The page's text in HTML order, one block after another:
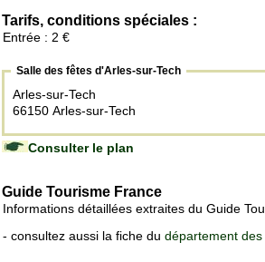
Tarifs, conditions spéciales :
Entrée : 2 €
Salle des fêtes d'Arles-sur-Tech
Arles-sur-Tech
66150 Arles-sur-Tech
Consulter le plan
Guide Tourisme France
Informations détaillées extraites du Guide
- consultez aussi la fiche du département